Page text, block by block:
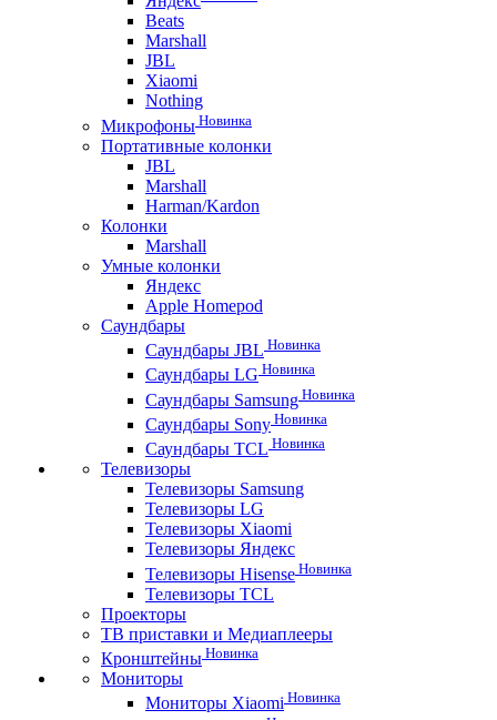
Beats
Marshall
JBL
Xiaomi
Nothing
Микрофоны Новинка
Портативные колонки
JBL
Marshall
Harman/Kardon
Колонки
Marshall
Умные колонки
Яндекс
Apple Homepod
Саундбары
Саундбары JBL Новинка
Саундбары LG Новинка
Саундбары Samsung Новинка
Саундбары Sony Новинка
Саундбары TCL Новинка
Телевизоры
Телевизоры Samsung
Телевизоры LG
Телевизоры Xiaomi
Телевизоры Яндекс
Телевизоры Hisense Новинка
Телевизоры TCL
Проекторы
ТВ приставки и Медиаплееры
Кронштейны Новинка
Мониторы
Мониторы Xiaomi Новинка